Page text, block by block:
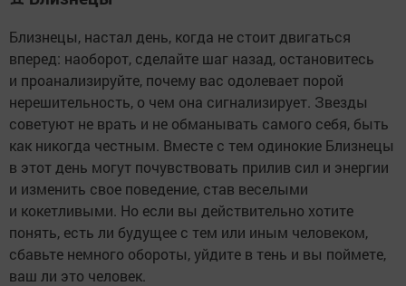
Близнецы, настал день, когда не стоит двигаться
вперед: наоборот, сделайте шаг назад, остановитесь
и проанализируйте, почему вас одолевает порой
нерешительность, о чем она сигнализирует. Звезды
советуют не врать и не обманывать самого себя, быть
как никогда честным. Вместе с тем одинокие Близнецы
в этот день могут почувствовать прилив сил и энергии
и изменить свое поведение, став веселыми
и кокетливыми. Но если вы действительно хотите
понять, есть ли будущее с тем или иным человеком,
сбавьте немного обороты, уйдите в тень и вы поймете,
ваш ли это человек.